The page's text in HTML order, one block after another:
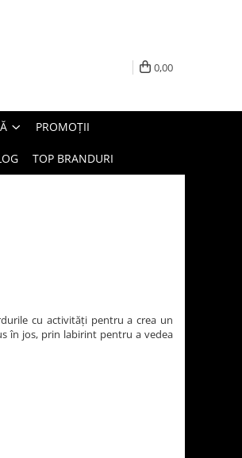
0,00
PROMOȚII
TOP BRANDURI
cu activităţi pentru a crea un
în jos, prin labirint pentru a vedea